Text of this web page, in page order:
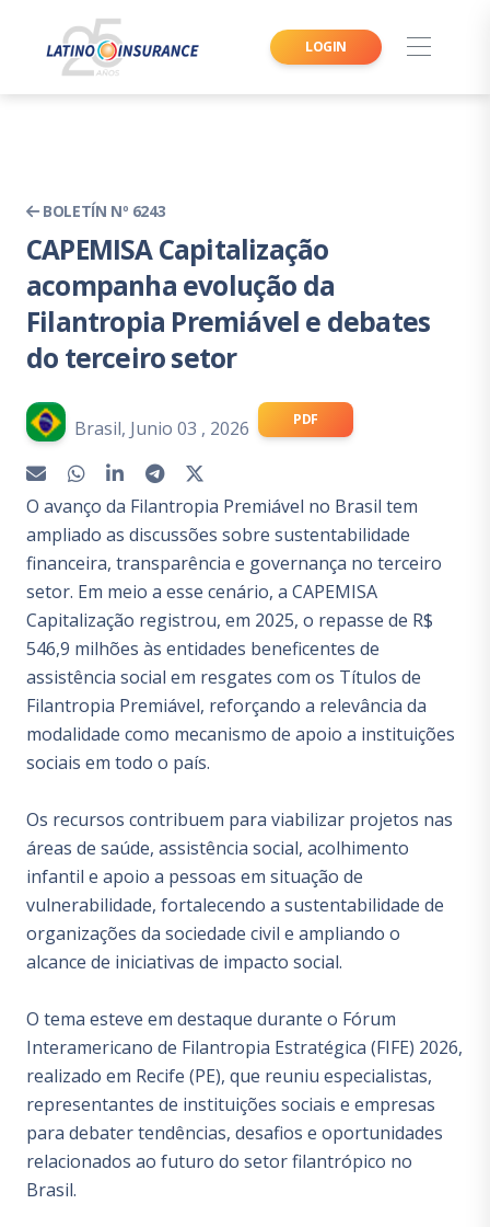
LOGIN
BOLETÍN Nº 6243
CAPEMISA Capitalização
acompanha evolução da
Filantropia Premiável e debates
do terceiro setor
Brasil, Junio 03 , 2026 PDF
O avanço da Filantropia Premiável no Brasil tem
ampliado as discussões sobre sustentabilidade
financeira, transparência e governança no terceiro
setor. Em meio a esse cenário, a CAPEMISA
Capitalização registrou, em 2025, o repasse de R$
546,9 milhões às entidades beneficentes de
assistência social em resgates com os Títulos de
Filantropia Premiável, reforçando a relevância da
modalidade como mecanismo de apoio a instituições
sociais em todo o país.
Os recursos contribuem para viabilizar projetos nas
áreas de saúde, assistência social, acolhimento
infantil e apoio a pessoas em situação de
vulnerabilidade, fortalecendo a sustentabilidade de
organizações da sociedade civil e ampliando o
alcance de iniciativas de impacto social.
O tema esteve em destaque durante o Fórum
Interamericano de Filantropia Estratégica (FIFE) 2026,
realizado em Recife (PE), que reuniu especialistas,
representantes de instituições sociais e empresas
para debater tendências, desafios e oportunidades
relacionados ao futuro do setor filantrópico no
Brasil.